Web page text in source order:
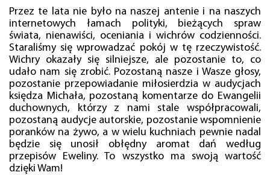
Przez te lata nie było na naszej antenie i na naszych
internetowych łamach polityki, bieżących spraw
świata, nienawiści, oceniania i wichrów codzienności.
Staraliśmy się wprowadzać pokój w tę rzeczywistość.
Wichry okazały się silniejsze, ale pozostanie to, co
udało nam się zrobić. Pozostaną nasze i Wasze głosy,
pozostanie przepowiadanie miłosierdzia w audycjach
księdza Michała, pozostaną komentarze do Ewangelii
duchownych, którzy z nami stale współpracowali,
pozostaną audycje autorskie, pozostanie wspomnienie
poranków na żywo, a w wielu kuchniach pewnie nadal
będzie się unosił obłędny aromat dań według
przepisów Eweliny. To wszystko ma swoją wartość
dzięki Wam!